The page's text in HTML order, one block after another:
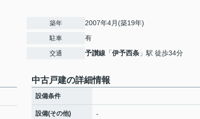
築年 2007年4月(築19年)
駐車 有
交通 予讃線 「伊予西条 」駅 徒歩34分
中古戸建の詳細情報
設備条件
設備(その他) -